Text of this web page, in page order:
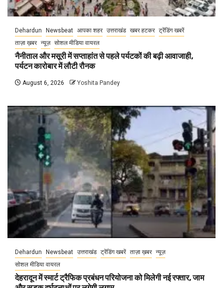
Dehardun Newsbeat आपका शहर उत्तराखंड खबर हटकर ट्रेंडिंग खबरें
ताज़ा ख़बर न्यूज़ सोशल मीडिया वायरल
नैनीताल और मसूरी में सप्ताहांत से पहले पर्यटकों की बढ़ी आवाजाही,
पर्यटन कारोबार में लौटी रौनक
August 6, 2026 Yoshita Pandey
Dehardun Newsbeat उत्तराखंड ट्रेंडिंग खबरें ताज़ा ख़बर न्यूज़
सोशल मीडिया वायरल
देहरादून में स्मार्ट ट्रैफिक प्रबंधन परियोजना को मिलेगी नई रफ्तार, जाम